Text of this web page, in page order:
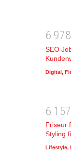
6 978
SEO
Digital,
6 1 57
Friseur
Styling
Lifestyle,